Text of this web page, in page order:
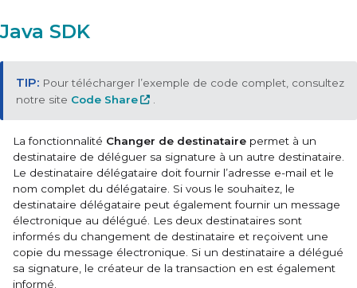
Java SDK
Pour télécharger l’exemple de code complet, consultez
notre site Code Share
La fonctionnalité Changer de destinataire permet à un
destinataire de déléguer sa signature à un autre destinataire.
Le destinataire délégataire doit fournir l’adresse e-mail et le
nom complet du délégataire. Si vous le souhaitez, le
destinataire délégataire peut également fournir un message
électronique au délégué. Les deux destinataires sont
informés du changement de destinataire et reçoivent une
copie du message électronique. Si un destinataire a délégué
sa signature, le créateur de la transaction en est également
informé.